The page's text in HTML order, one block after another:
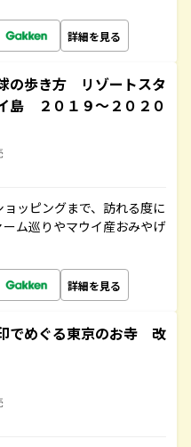
詳細を見る
の歩き方 リゾートスタ
島 ２０１９～２０２０
ッピングまで、訪れる度に
ム巡りやマウイ産おみやげ
詳細を見る
でめぐる東京のお寺 改